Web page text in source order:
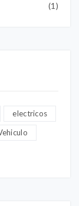
(1)
electricos